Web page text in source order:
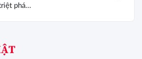
phá...